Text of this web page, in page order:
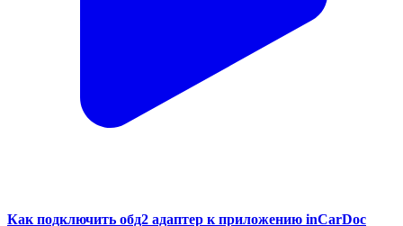
Как подключить обд2 адаптер к приложению inCarDoc